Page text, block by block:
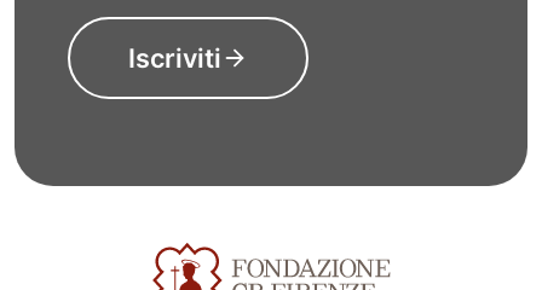
Iscriviti